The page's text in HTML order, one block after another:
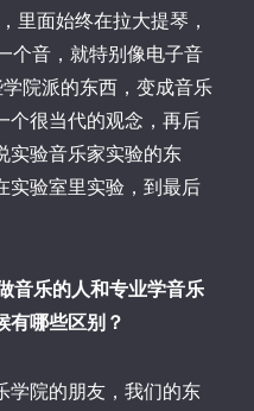
里面始终在拉大提琴，
个音，就特别像电子音
院派的东西，变成音乐
个很当代的观念，再后
实验音乐家实验的东
实验室里实验，到最后
音乐的人和专业学音乐
有哪些区别？
学院的朋友，我们的东